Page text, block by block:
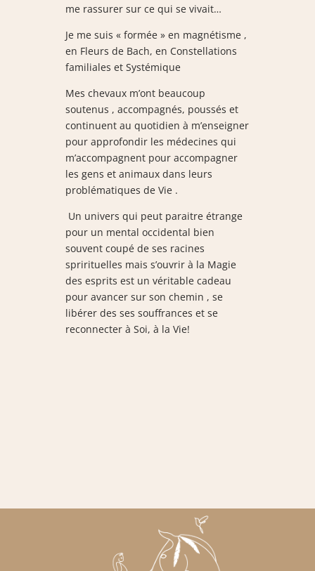
me rassurer sur ce qui se vivait…
Je me suis « formée » en magnétisme ,
en Fleurs de Bach, en Constellations
familiales et Systémique
Mes chevaux m’ont beaucoup
soutenus , accompagnés, poussés et
continuent au quotidien à m’enseigner
pour approfondir les médecines qui
m’accompagnent pour accompagner
les gens et animaux dans leurs
problématiques de Vie .
Un univers qui peut paraitre étrange
pour un mental occidental bien
souvent coupé de ses racines
sprirituelles mais s’ouvrir à la Magie
des esprits est un véritable cadeau
pour avancer sur son chemin , se
libérer des ses souffrances et se
reconnecter à Soi, à la Vie!